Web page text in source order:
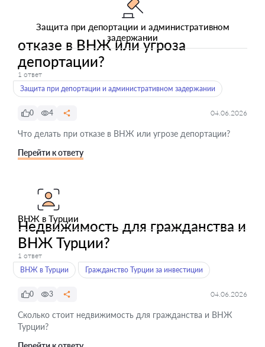
Защита при депортации и административном
задержании
отказе в ВНЖ или угроза
депортации?
1 ответ
Защита при депортации и административном задержании
0 4 04.06.2026
Что делать при отказе в ВНЖ или угрозе депортации?
Перейти к ответу
ВНЖ в Турции
Недвижимость для гражданства и
ВНЖ Турции?
1 ответ
ВНЖ в Турции
Гражданство Турции за инвестиции
0 3 04.06.2026
Сколько стоит недвижимость для гражданства и ВНЖ
Турции?